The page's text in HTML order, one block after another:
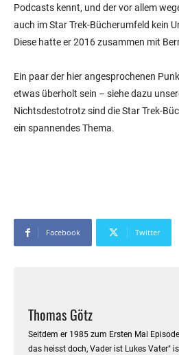
Podcasts kennt, und der vor allem
auch im Star Trek-Bücherumfeld kein
Diese hatte er 2016 zusammen mit
Ein paar der hier angesprochenen
etwas überholt sein – siehe dazu
Nichtsdestotrotz sind die Star Trek-
ein spannendes Thema.
Facebook Twitter
Thomas Götz
Seitdem er 1985 zum Ersten Mal
das heisst doch, Vader ist Lukes Vater"